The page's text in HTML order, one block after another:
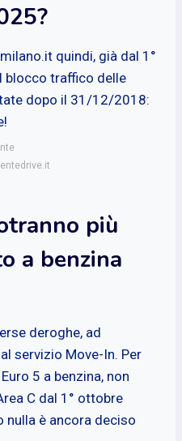
quindi, già dal 1°
blocco traffico delle
dopo il 31/12/2018:
più
a benzina
deroghe, ad
servizio Move-In. Per
5 a benzina, non
C dal 1° ottobre
nulla è ancora deciso